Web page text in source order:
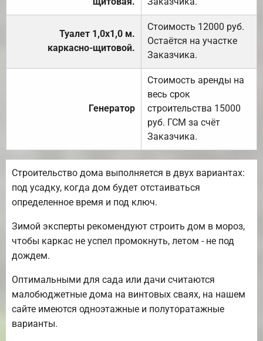
Туалет 1,0х1,0 м.
каркасно-щитовой.
Стоимость 12000 руб.
Остаётся на участке
Заказчика.
Генератор
Стоимость аренды на
весь срок
строительства 15000
руб. ГСМ за счёт
Заказчика.
Строительство дома выполняется в двух вариантах:
под усадку, когда дом будет отстаиваться
определенное время и под ключ.
Зимой эксперты рекомендуют строить дом в мороз,
чтобы каркас не успел промокнуть, летом - не под
дождем.
Оптимальными для сада или дачи считаются
малобюджетные дома на винтовых сваях, на нашем
сайте имеются одноэтажные и полуторатажные
варианты.